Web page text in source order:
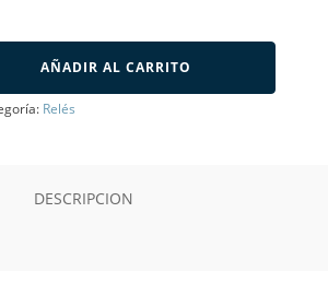
AÑADIR AL CARRITO
Relés
DESCRIPCION